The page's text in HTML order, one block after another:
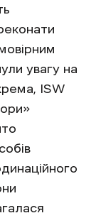
увагу на
ISW